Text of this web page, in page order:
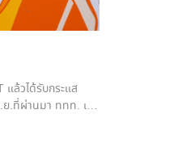
แล้วได้รับกระแส
.ที่ผ่านมา ททท. เริ่ม
บการณ์การเรียนรู้